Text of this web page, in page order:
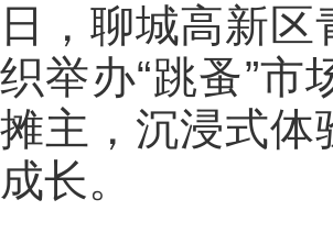
日，聊城高新
织举办“跳蚤”
摊主，沉浸式体
成长。